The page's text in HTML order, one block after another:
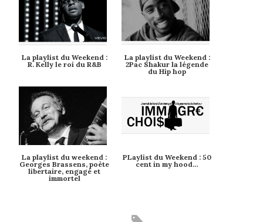
La playlist du Weekend :
R. Kelly le roi du R&B
La playlist du Weekend :
2Pac Shakur la légende
du Hip hop
La playlist du weekend :
Georges Brassens, poète
libertaire, engagé et
immortel
PLaylist du Weekend : 50
cent in my hood…